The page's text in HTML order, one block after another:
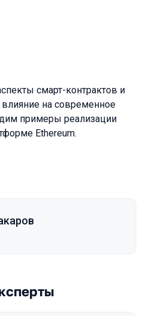
смарт-контрактов и
на современное
примеры реализации
Ethereum.